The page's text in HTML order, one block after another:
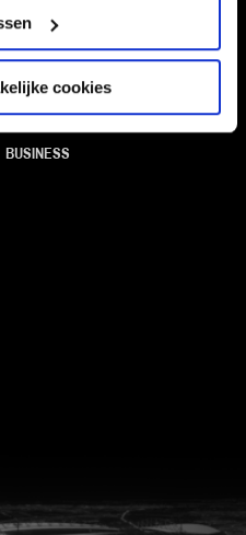
cookies
FOUNDATION
KAARTVERKOOP
BUSINESS